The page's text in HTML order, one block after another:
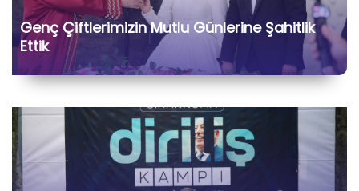
Genç Çiftlerimizin Mutlu Günlerine Şahitlik
Ettik